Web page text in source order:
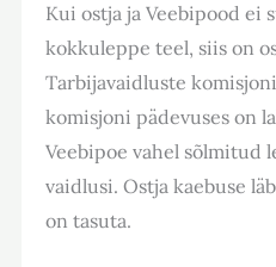
Kui ostja ja Veebipood ei
kokkuleppe teel, siis on
Tarbijavaidluste
komisjoni pädevuses on
Veebipoe vahel sõlmitud
vaidlusi. Ostja kaebuse
on tasuta.